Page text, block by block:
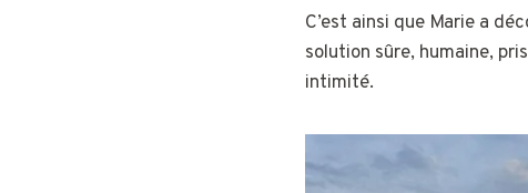
C’est ainsi que Marie a
solution sûre, humaine,
intimité.